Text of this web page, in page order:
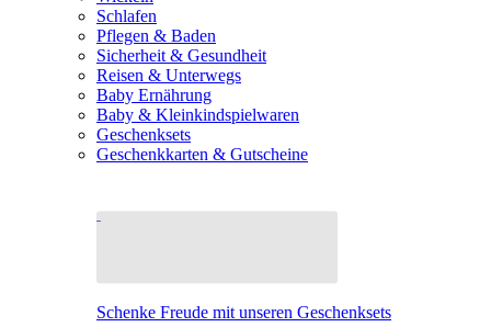
Schlafen
Pflegen & Baden
Sicherheit & Gesundheit
Reisen & Unterwegs
Baby Ernährung
Baby & Kleinkindspielwaren
Geschenksets
Geschenkkarten & Gutscheine
Schenke Freude mit unseren Geschenksets